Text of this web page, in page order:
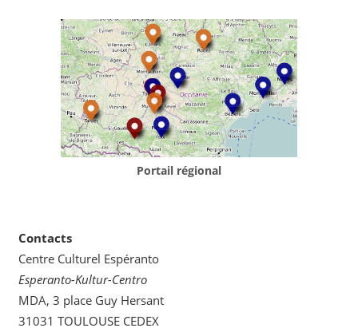
Portail régional
Contacts
Centre Culturel Espéranto
Esperanto-Kultur-Centro
MDA, 3 place Guy Hersant
31031 TOULOUSE CEDEX